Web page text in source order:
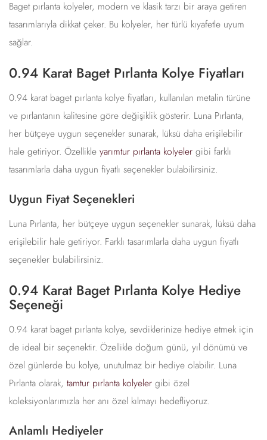
Baget pırlanta kolyeler, modern ve klasik tarzı bir araya getiren
tasarımlarıyla dikkat çeker. Bu kolyeler, her türlü kıyafetle uyum
sağlar.
0.94 Karat Baget Pırlanta Kolye Fiyatları
0.94 karat baget pırlanta kolye fiyatları, kullanılan metalin türüne
ve pırlantanın kalitesine göre değişiklik gösterir. Luna Pırlanta,
her bütçeye uygun seçenekler sunarak, lüksü daha erişilebilir
hale getiriyor. Özellikle yarımtur pırlanta kolyeler gibi farklı
tasarımlarla daha uygun fiyatlı seçenekler bulabilirsiniz.
Uygun Fiyat Seçenekleri
Luna Pırlanta, her bütçeye uygun seçenekler sunarak, lüksü daha
erişilebilir hale getiriyor. Farklı tasarımlarla daha uygun fiyatlı
seçenekler bulabilirsiniz.
0.94 Karat Baget Pırlanta Kolye Hediye
Seçeneği
0.94 karat baget pırlanta kolye, sevdiklerinize hediye etmek için
de ideal bir seçenektir. Özellikle doğum günü, yıl dönümü ve
özel günlerde bu kolye, unutulmaz bir hediye olabilir. Luna
Pırlanta olarak, tamtur pırlanta kolyeler gibi özel
koleksiyonlarımızla her anı özel kılmayı hedefliyoruz.
Anlamlı Hediyeler